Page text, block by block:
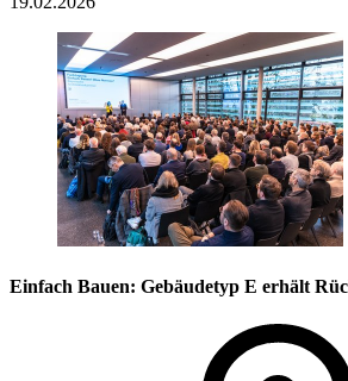
Einfach Bauen: Gebäudetyp E erhält